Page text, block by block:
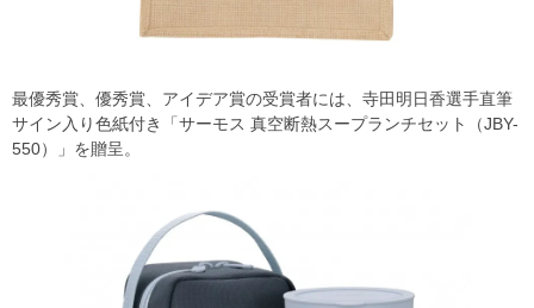
最優秀賞、優秀賞、アイデア賞の受賞者には、寺田明日香選手直筆
サイン入り色紙付き「サーモス 真空断熱スープランチセット（JBY-
550）」を贈呈。